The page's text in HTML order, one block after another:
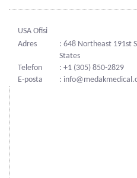
USA Ofisi
Adres
: 648 Northeast 191st
States
Telefon
: +1 (305) 850-2829
E-posta
: